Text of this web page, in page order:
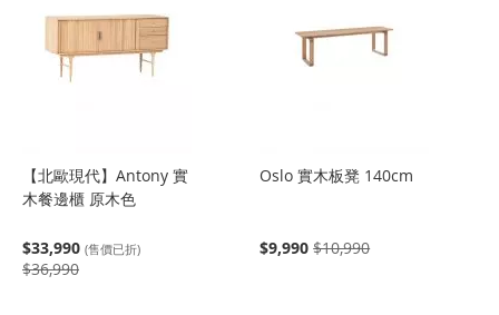
【北歐現代】Antony 實
木餐邊櫃 原木色
$33,990 (售價已折)
$36,990
Oslo 實木板凳 140cm
$9,990 $10,990